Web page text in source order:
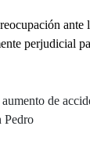
perjudicial
de
Pedro